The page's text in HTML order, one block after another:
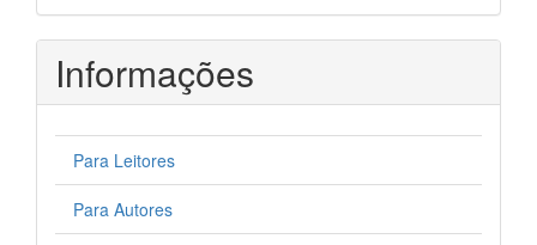
Informações
Para Leitores
Para Autores